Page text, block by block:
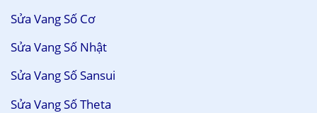
Sửa Vang Số Cơ
Sửa Vang Số Nhật
Sửa Vang Số Sansui
Sửa Vang Số Theta